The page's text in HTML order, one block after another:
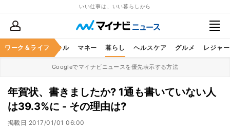
いい仕事は、いい暮らしから
ワーク＆ライフ
ア ビジネススキル マネー 暮らし ヘルスケア グルメ レジャー
Googleでマイナビニュースを優先表示する方法
年賀状、書きましたか? 1通も書いていない人
は39.3%に - その理由は?
掲載日 2017/01/01 06:00